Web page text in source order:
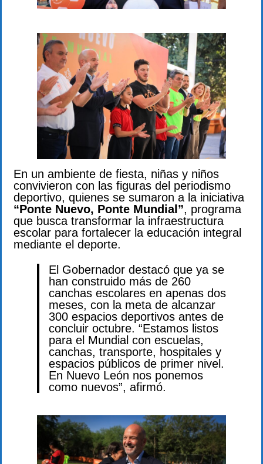
En un ambiente de fiesta, niñas y niños
convivieron con las figuras del periodismo
deportivo, quienes se sumaron a la iniciativa
“Ponte Nuevo, Ponte Mundial”, programa
que busca transformar la infraestructura
escolar para fortalecer la educación integral
mediante el deporte.
El Gobernador destacó que ya se
han construido más de 260
canchas escolares en apenas dos
meses, con la meta de alcanzar
300 espacios deportivos antes de
concluir octubre. “Estamos listos
para el Mundial con escuelas,
canchas, transporte, hospitales y
espacios públicos de primer nivel.
En Nuevo León nos ponemos
como nuevos”, afirmó.